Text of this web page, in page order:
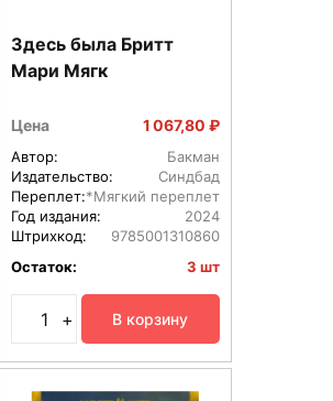
Здесь была Бритт
Мари Мягк
Цена 1 067,80 ₽
Автор:
Бакман
Издательство:
Синдбад
Переплет:*Мягкий переплет
Год издания:
2024
Штрихкод:
9785001310860
Остаток:
3 шт
+ В корзину